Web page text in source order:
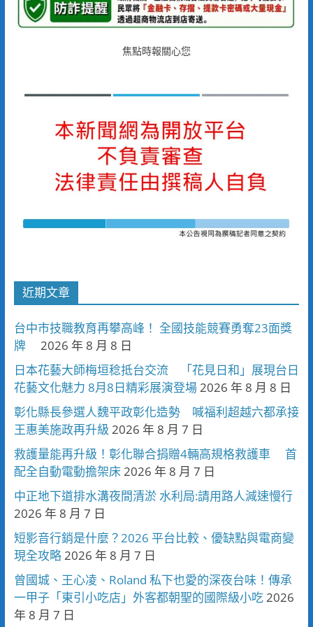
焦點時報關心您
近期文章
台中市技職教育再攀高峰！ 全國技能競賽勇奪23面獎
牌
2026 年 8 月 8 日
日本花藝大師梅垣稔抵台交流 「花見日和」展現台日
花藝文化魅力 8月8日精彩展演登場2026 年 8 月 8 日
彰化縣長參選人魏平政彰化造勢 喊福利超越六都承接
王惠美施政再升級 2026 年 8 月 7 日
救護量能再升級！彰化聯合捐贈4輛高規格救護車 首
配全自動電動擔架床2026 年 8 月 7 日
中正地下道排水溝夜間清淤 水利局:請用路人減速慢行
2026 年 8 月 7 日
短影音行銷是什麼？2026 平台比較、優缺點與電商變
現全攻略2026 年 8 月 7 日
曾國城、王心凌、Roland 私下也愛的深夜台味！傳承
一甲子「東引小吃店」外客都朝聖的國際級小吃2026
年 8 月 7 日